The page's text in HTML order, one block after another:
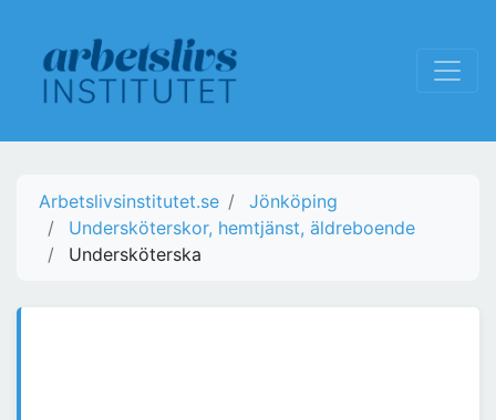
Arbetslivsinstitutet.se
Jönköping
Undersköterskor, hemtjänst, äldreboende
Undersköterska